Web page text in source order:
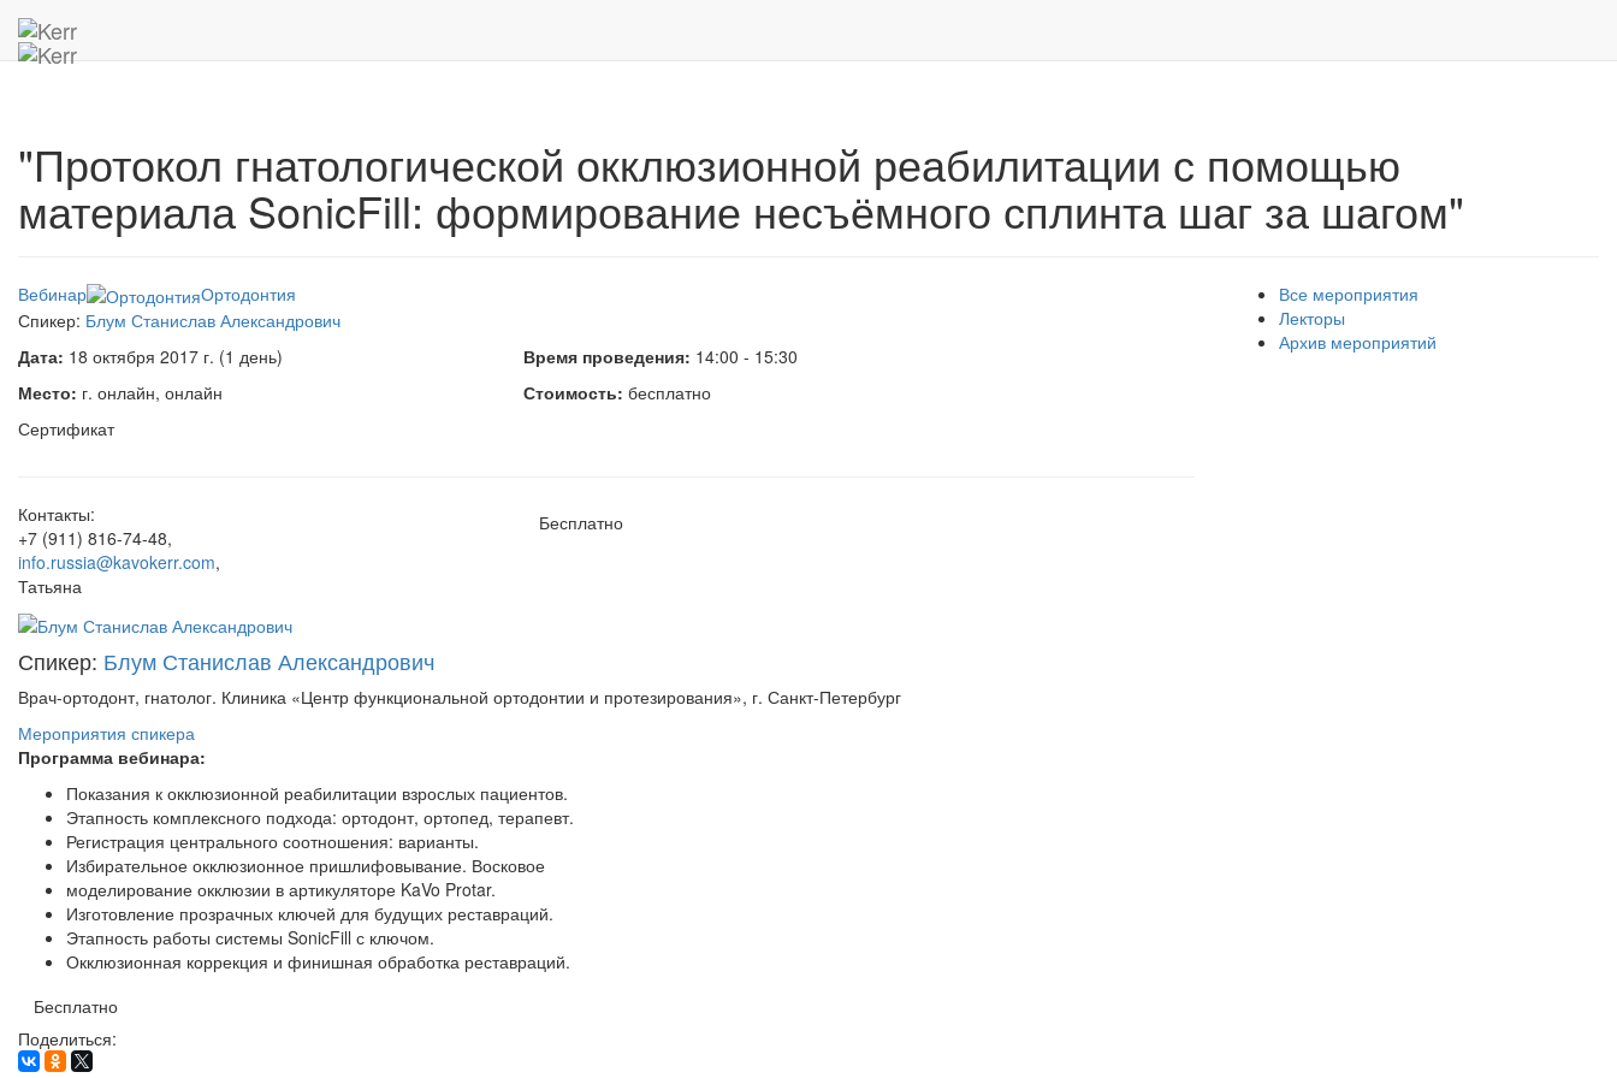
Главная
"Протокол гнатологической окклюзионной реабилитации с помощью
материала SonicFill: формирование несъёмного сплинта шаг за шагом"
Вебинар
Ортодонтия
Спикер: Блум Станислав Александрович
Дата: 18 октября 2017 г. (1 день)
Место: г. онлайн, онлайн
Сертификат
Время проведения: 14:00 - 15:30
Стоимость: бесплатно
Контакты:
+7 (911) 816-74-48,
info.russia@kavokerr.com,
Татьяна
Бесплатно
Спикер: Блум Станислав Александрович
Врач-ортодонт, гнатолог. Клиника «Центр функциональной ортодонтии и протезирования», г. Санкт-Петербург
Мероприятия спикера
Программа вебинара:
Показания к окклюзионной реабилитации взрослых пациентов.
Этапность комплексного подхода: ортодонт, ортопед, терапевт.
Регистрация центрального соотношения: варианты.
Избирательное окклюзионное пришлифовывание. Восковое
моделирование окклюзии в артикуляторе KaVo Protar.
Изготовление прозрачных ключей для будущих реставраций.
Этапность работы системы SonicFill с ключом.
Окклюзионная коррекция и финишная обработка реставраций.
Бесплатно
Поделиться:
Все мероприятия
Лекторы
Архив мероприятий